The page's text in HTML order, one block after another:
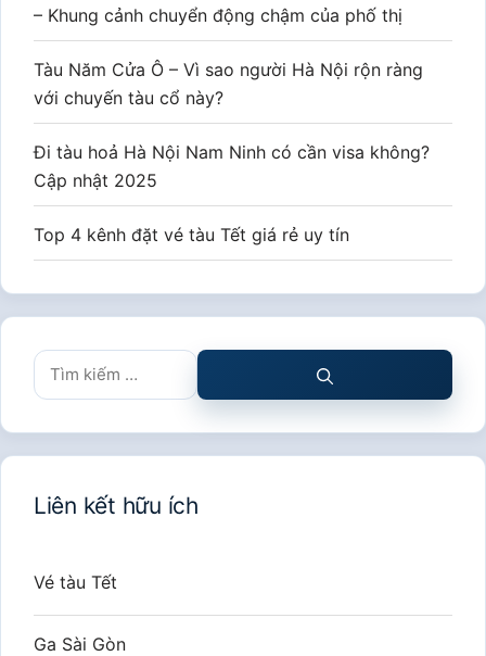
– Khung cảnh chuyển động chậm của phố thị
Tàu Năm Cửa Ô – Vì sao người Hà Nội rộn ràng
với chuyến tàu cổ này?
Đi tàu hoả Hà Nội Nam Ninh có cần visa không?
Cập nhật 2025
Top 4 kênh đặt vé tàu Tết giá rẻ uy tín
Tìm
kiếm
Liên kết hữu ích
Vé tàu Tết
Ga Sài Gòn